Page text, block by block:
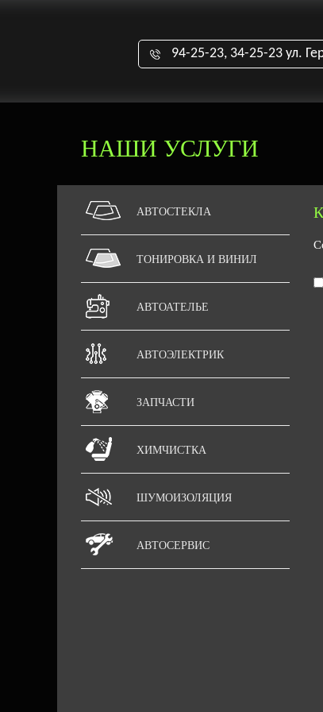
94-25-23, 34-25-23 ул.
НАШИ УСЛУГИ
АВТОСТЕКЛА
ТОНИРОВКА И ВИНИЛ
АВТОАТЕЛЬЕ
АВТОЭЛЕКТРИК
ЗАПЧАСТИ
ХИМЧИСТКА
ШУМОИЗОЛЯЦИЯ
АВТОСЕРВИС